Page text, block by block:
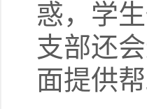
惑，学
支部还
面提供